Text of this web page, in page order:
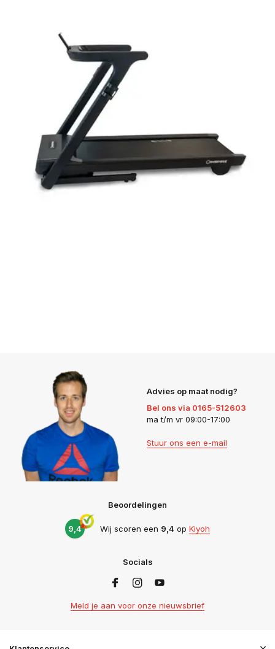
Advies op maat nodig?
Bel ons via 0165-512603
ma t/m vr 09:00-17:00
Stuur ons een e-mail
Beoordelingen
9,4 Wij scoren een 9,4 op Kiyoh
Socials
Meld je aan voor onze nieuwsbrief